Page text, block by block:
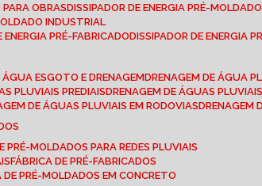
PARA OBRAS
DISSIPADOR DE ENERGIA PRÉ-
INDUSTRIAL
ENERGIA PRÉ-FABRICADO
DISSIPADOR DE ENERGIA
ÁGUA ESGOTO E DRENAGEM DRENAGEM DE ÁGUA
PLUVIAIS PREDIAIS
DRENAGEM DE ÁGUAS
DE ÁGUAS PLUVIAIS EM RODOVIAS
PRÉ-MOLDADOS PARA REDES PLUVIAIS
FÁBRICA DE PRÉ-FABRICADOS
DE PRÉ-MOLDADOS EM CONCRETO